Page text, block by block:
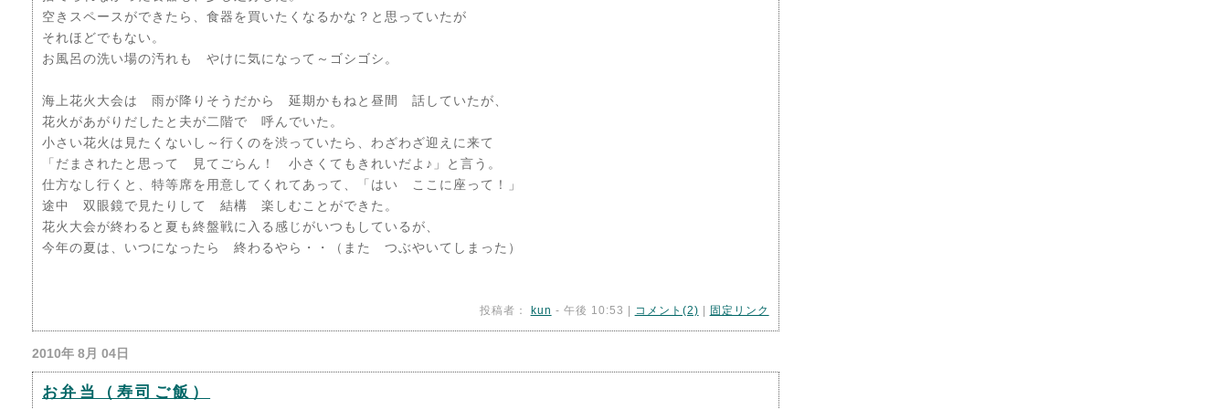
空きスペースができたら、食器を買いたくなるかな？と思っていたが
それほどでもない。
お風呂の洗い場の汚れも やけに気になって～ゴシゴシ。
海上花火大会は 雨が降りそうだから 延期かもねと昼間 話していたが、
花火があがりだしたと夫が二階で 呼んでいた。
小さい花火は見たくないし～行くのを渋っていたら、わざわざ迎えに来て
「だまされたと思って 見てごらん！ 小さくてもきれいだよ♪」と言う。
仕方なし行くと、特等席を用意してくれてあって、「はい ここに座って！」
途中 双眼鏡で見たりして 結構 楽しむことができた。
花火大会が終わると夏も終盤戦に入る感じがいつもしているが、
今年の夏は、いつになったら 終わるやら・・（また つぶやいてしまった）
投稿者： kun - 午後 10:53 | コメント(2) 固定リンク
2010年 8月 04日
お弁当（寿司ご飯）